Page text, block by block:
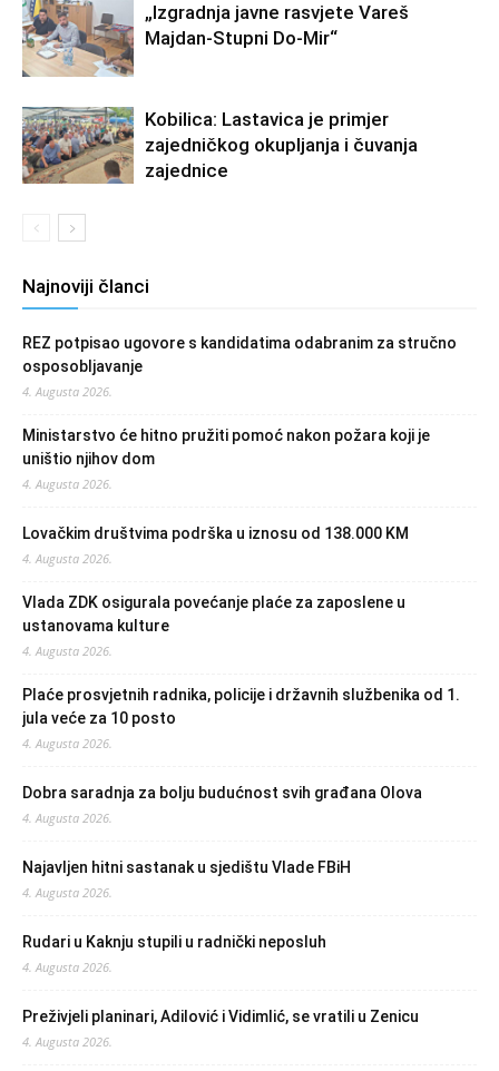
„Izgradnja javne rasvjete Vareš
Majdan-Stupni Do-Mir“
Kobilica: Lastavica je primjer
zajedničkog okupljanja i čuvanja
zajednice
Najnoviji članci
REZ potpisao ugovore s kandidatima odabranim za stručno
osposobljavanje
4. Augusta 2026.
Ministarstvo će hitno pružiti pomoć nakon požara koji je
uništio njihov dom
4. Augusta 2026.
Lovačkim društvima podrška u iznosu od 138.000 KM
4. Augusta 2026.
Vlada ZDK osigurala povećanje plaće za zaposlene u
ustanovama kulture
4. Augusta 2026.
Plaće prosvjetnih radnika, policije i državnih službenika od 1.
jula veće za 10 posto
4. Augusta 2026.
Dobra saradnja za bolju budućnost svih građana Olova
4. Augusta 2026.
Najavljen hitni sastanak u sjedištu Vlade FBiH
4. Augusta 2026.
Rudari u Kaknju stupili u radnički neposluh
4. Augusta 2026.
Preživjeli planinari, Adilović i Vidimlić, se vratili u Zenicu
4. Augusta 2026.